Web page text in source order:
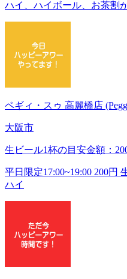
ハイ、ハイボール、お茶割
ペギィ・スゥ 高麗橋店
大阪市
生ビール1杯の目安金額：
平日限定17:00~19:00 200円
ハイ